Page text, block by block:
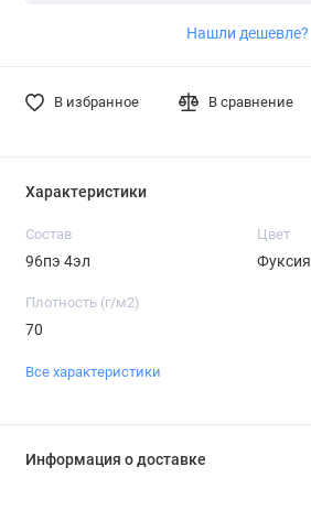
Нашли дешевле?
В избранное В сравнение
Характеристики
Состав
96пэ 4эл
Цвет
Фуксия
Плотность (г/м2)
70
Все характеристики
Информация о доставке